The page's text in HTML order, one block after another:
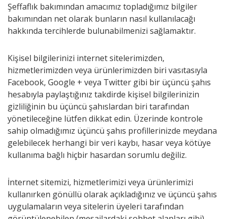
Şeffaflık bakımından amacımız topladığımız bilgiler
bakımından net olarak bunların nasıl kullanılacağı
hakkında tercihlerde bulunabilmenizi sağlamaktır.
Kişisel bilgilerinizi internet sitelerimizden,
hizmetlerimizden veya ürünlerimizden biri vasıtasıyla
Facebook, Google + veya Twitter gibi bir üçüncü şahıs
hesabıyla paylaştığınız takdirde kişisel bilgilerinizin
gizliliğinin bu üçüncü şahıslardan biri tarafından
yönetileceğine lütfen dikkat edin. Üzerinde kontrole
sahip olmadığımız üçüncü şahıs profillerinizde meydana
gelebilecek herhangi bir veri kaybı, hasar veya kötüye
kullanıma bağlı hiçbir hasardan sorumlu değiliz.
İnternet sitemizi, hizmetlerimizi veya ürünlerimizi
kullanırken gönüllü olarak açıkladığınız ve üçüncü şahıs
uygulamaların veya sitelerin üyeleri tarafından